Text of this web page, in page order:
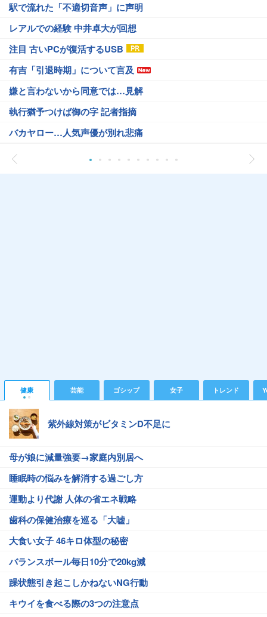
駅で流れた「不適切音声」に声明
レアルでの経験 中井卓大が回想
注目 古いPCが復活するUSB
有吉「引退時期」について言及
嫌と言わないから同意では…見解
執行猶予つけば御の字 記者指摘
バカヤロー…人気声優が別れ悲痛
健康 芸能 ゴシップ 女子 トレンド
紫外線対策がビタミンD不足に
母が娘に減量強要→家庭内別居へ
睡眠時の悩みを解消する過ごし方
運動より代謝 人体の省エネ戦略
歯科の保健治療を巡る「大嘘」
大食い女子 46キロ体型の秘密
バランスボール毎日10分で20kg減
躁状態引き起こしかねないNG行動
キウイを食べる際の3つの注意点